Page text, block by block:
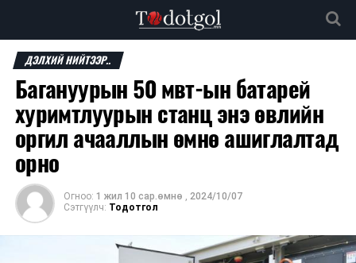
ДЭЛХИЙ НИЙТЭЭР..
Багануурын 50 мвт-ын батарей
хуримтлуурын станц энэ өвлийн
оргил ачааллын өмнө ашиглалтад
орно
Огноо: 1 жил 10 сар.өмнө , 2024/10/07
Сэтгүүлч: Тодотгол